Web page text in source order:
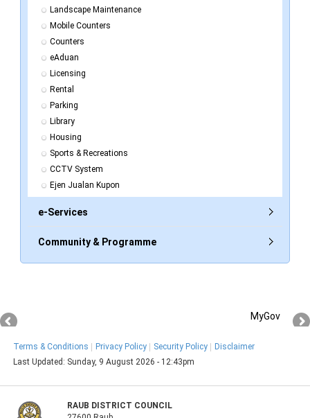
Landscape Maintenance
Mobile Counters
Counters
eAduan
Licensing
Rental
Parking
Library
Housing
Sports & Recreations
CCTV System
Ejen Jualan Kupon
e-Services
Community & Programme
MyGov
Terms & Conditions Privacy Policy Security Policy
Disclaimer
Last Updated: Sunday, 9 August 2026 - 12:43pm
RAUB DISTRICT COUNCIL